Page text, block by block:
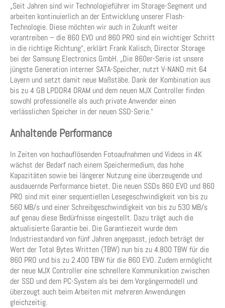
„Seit Jahren sind wir Technologieführer im Storage-Segment und
arbeiten kontinuierlich an der Entwicklung unserer Flash-
Technologie. Diese möchten wir auch in Zukunft weiter
vorantreiben – die 860 EVO und 860 PRO sind ein wichtiger Schritt
in die richtige Richtung“, erklärt Frank Kalisch, Director Storage
bei der Samsung Electronics GmbH. „Die 860er-Serie ist unsere
jüngste Generation interner SATA-Speicher, nutzt V-NAND mit 64
Layern und setzt damit neue Maßstäbe. Dank der Kombination aus
bis zu 4 GB LPDDR4 DRAM und dem neuen MJX Controller finden
sowohl professionelle als auch private Anwender einen
verlässlichen Speicher in der neuen SSD-Serie.“
Anhaltende Performance
In Zeiten von hochauflösenden Fotoaufnahmen und Videos in 4K
wächst der Bedarf nach einem Speichermedium, das hohe
Kapazitäten sowie bei längerer Nutzung eine überzeugende und
ausdauernde Performance bietet. Die neuen SSDs 860 EVO und 860
PRO sind mit einer sequentiellen Lesegeschwindigkeit von bis zu
560 MB/s und einer Schreibgeschwindigkeit von bis zu 530 MB/s
auf genau diese Bedürfnisse eingestellt. Dazu trägt auch die
aktualisierte Garantie bei. Die Garantiezeit wurde dem
Industriestandard von fünf Jahren angepasst, jedoch beträgt der
Wert der Total Bytes Written (TBW) nun bis zu 4.800 TBW für die
860 PRO und bis zu 2.400 TBW für die 860 EVO. Zudem ermöglicht
der neue MJX Controller eine schnellere Kommunikation zwischen
der SSD und dem PC-System als bei dem Vorgängermodell und
überzeugt auch beim Arbeiten mit mehreren Anwendungen
gleichzeitig.